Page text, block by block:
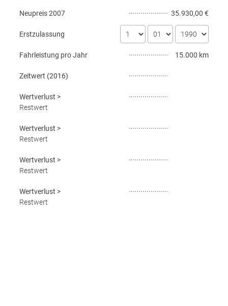
Neupreis2007 35.930,00 €
Erstzulassung
Fahrleistung pro Jahr 15.000 km
Zeitwert (2016)
Wertverlust >
Restwert
Wertverlust >
Restwert
Wertverlust >
Restwert
Wertverlust >
Restwert